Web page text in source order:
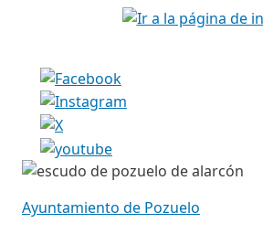
Pasar al contenido principal
Imagen
Imagen
Ayuntamiento de Pozuelo